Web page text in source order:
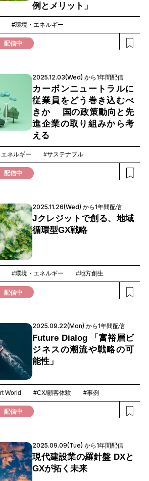
例とメリット」
#環境・エネルギー
配信中
2025.12.03(Wed) から1年間配信
カーボンニュートラルに
従業員をどう巻き込むべ
きか 国の政策動向と先
進企業の取り組みから考
える
ネルギー #サステナブル
配信中
2025.11.26(Wed) から1年間配信
Jクレジットで創る、地域
循環型GX戦略
#環境・エネルギー #地方創生
配信中
2025.09.22(Mon) から1年間配信
Future Dialog 「富裕層ビ
ジネスの潮流や戦略の可
能性」
World #CX/顧客体験 #事例
配信中
2025.09.09(Tue) から1年間配信
現代建設業の羅針盤 DXと
GXが拓く未来